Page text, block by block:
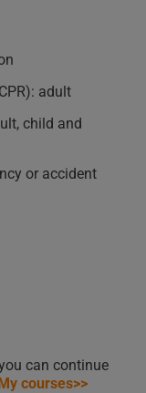
adult
child and
or accident
can continue
courses>>